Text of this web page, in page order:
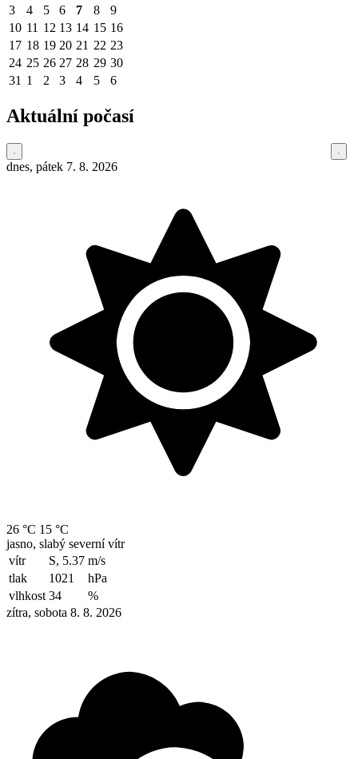
3
4 5 6 7 8
9
10 11 12 13 14 15 16
17 18 19 20 21 22 23
24 25 26 27 28 29 30
31 1 2 3 4 5 6
Aktuální počasí
dnes, pátek 7. 8. 2026
26 °C 15 °C
jasno, slabý severní vítr
vítr
S, 5.37 m/s
tlak
1021
hPa
vlhkost 34
%
zítra, sobota 8. 8. 2026